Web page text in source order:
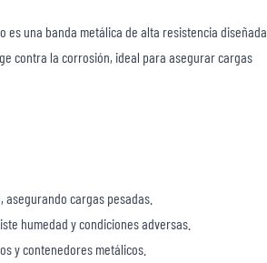
es una banda metálica de alta resistencia diseñada
contra la corrosión, ideal para asegurar cargas
asegurando cargas pesadas.
humedad y condiciones adversas.
y contenedores metálicos.